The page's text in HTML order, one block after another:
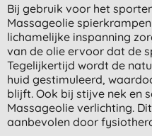
Bij gebruik voor het
Massageolie
lichamelijke inspanning
van de olie ervoor dat de
Tegelijkertijd wordt de
huid gestimuleerd,
blijft. Ook bij stijve nek en
Massageolie verlichting.
aanbevolen door